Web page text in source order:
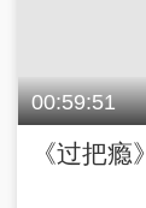
00:59:51
《过把